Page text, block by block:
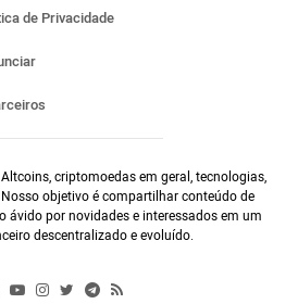
de Privacidade
criptomoedas em geral, tecnologias,
objetivo é compartilhar conteúdo de
ávido por novidades e interessados em um
descentralizado e evoluído.